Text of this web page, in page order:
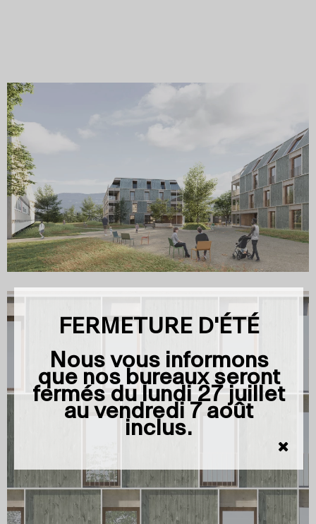
FERMETURE D'ÉTÉ
Nous vous informons
que nos bureaux seront
fermés dulundi 27 juillet
au vendredi 7 août
inclus.